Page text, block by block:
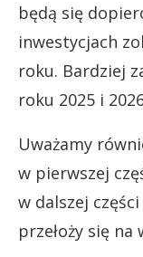
będą się
inwestycjach
roku. Bardziej
roku 2025 i
Uważamy
w pierwszej
w dalszej
przełoży się